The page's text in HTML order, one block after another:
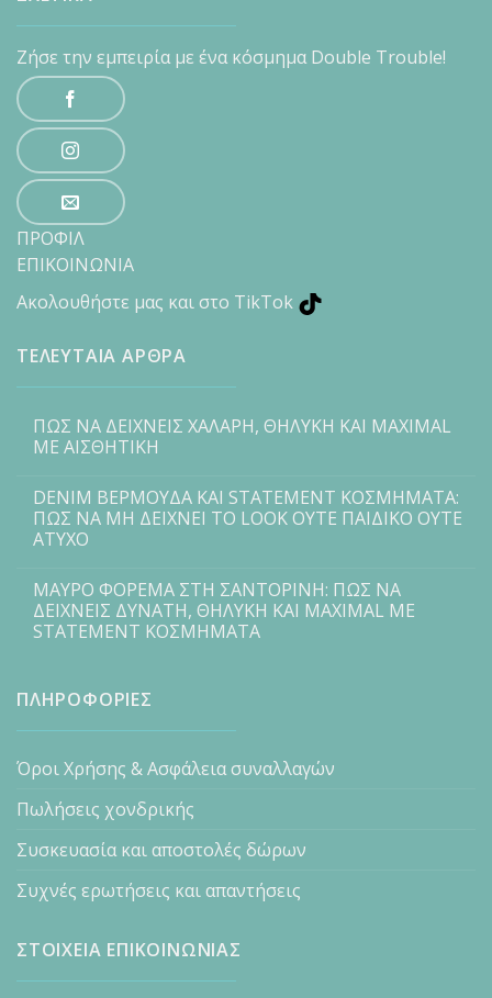
Ζήσε την εμπειρία με ένα κόσμημα Double Trouble!
ΠΡΟΦΙΛ
ΕΠΙΚΟΙΝΩΝΙΑ
Ακολουθήστε μας και στο TikTok
ΤΕΛΕΥΤΑΙΑ ΑΡΘΡΑ
ΠΩΣ ΝΑ ΔΕΙΧΝΕΙΣ ΧΑΛΑΡΗ, ΘΗΛΥΚΗ ΚΑΙ MAXIMAL
ΜΕ ΑΙΣΘΗΤΙΚΗ
DENIM ΒΕΡΜΟΥΔΑ ΚΑΙ STATEMENT ΚΟΣΜΗΜΑΤΑ:
ΠΩΣ ΝΑ ΜΗ ΔΕΙΧΝΕΙ ΤΟ LOOK ΟΥΤΕ ΠΑΙΔΙΚΟ ΟΥΤΕ
ΑΤΥΧΟ
ΜΑΥΡΟ ΦΟΡΕΜΑ ΣΤΗ ΣΑΝΤΟΡΙΝΗ: ΠΩΣ ΝΑ
ΔΕΙΧΝΕΙΣ ΔΥΝΑΤΗ, ΘΗΛΥΚΗ ΚΑΙ MAXIMAL ΜΕ
STATEMENT ΚΟΣΜΗΜΑΤΑ
ΠΛΗΡΟΦΟΡΙΕΣ
Όροι Χρήσης & Ασφάλεια συναλλαγών
Πωλήσεις χονδρικής
Συσκευασία και αποστολές δώρων
Συχνές ερωτήσεις και απαντήσεις
ΣΤΟΙΧΕΙΑ ΕΠΙΚΟΙΝΩΝΙΑΣ